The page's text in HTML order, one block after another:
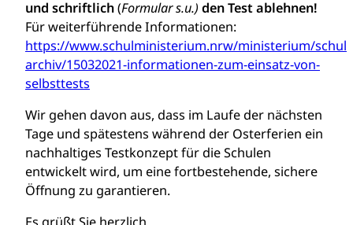
und schriftlich(Formular s.u.) den Test ablehnen!
Für weiterführende Informationen:
https://www.schulministerium.nrw/ministerium/
archiv/15032021-informationen-zum-einsatz-von-
selbsttests
Wir gehen davon aus, dass im Laufe der nächsten
Tage und spätestens während der Osterferien ein
nachhaltiges Testkonzept für die Schulen
entwickelt wird, um eine fortbestehende, sichere
Öffnung zu garantieren.